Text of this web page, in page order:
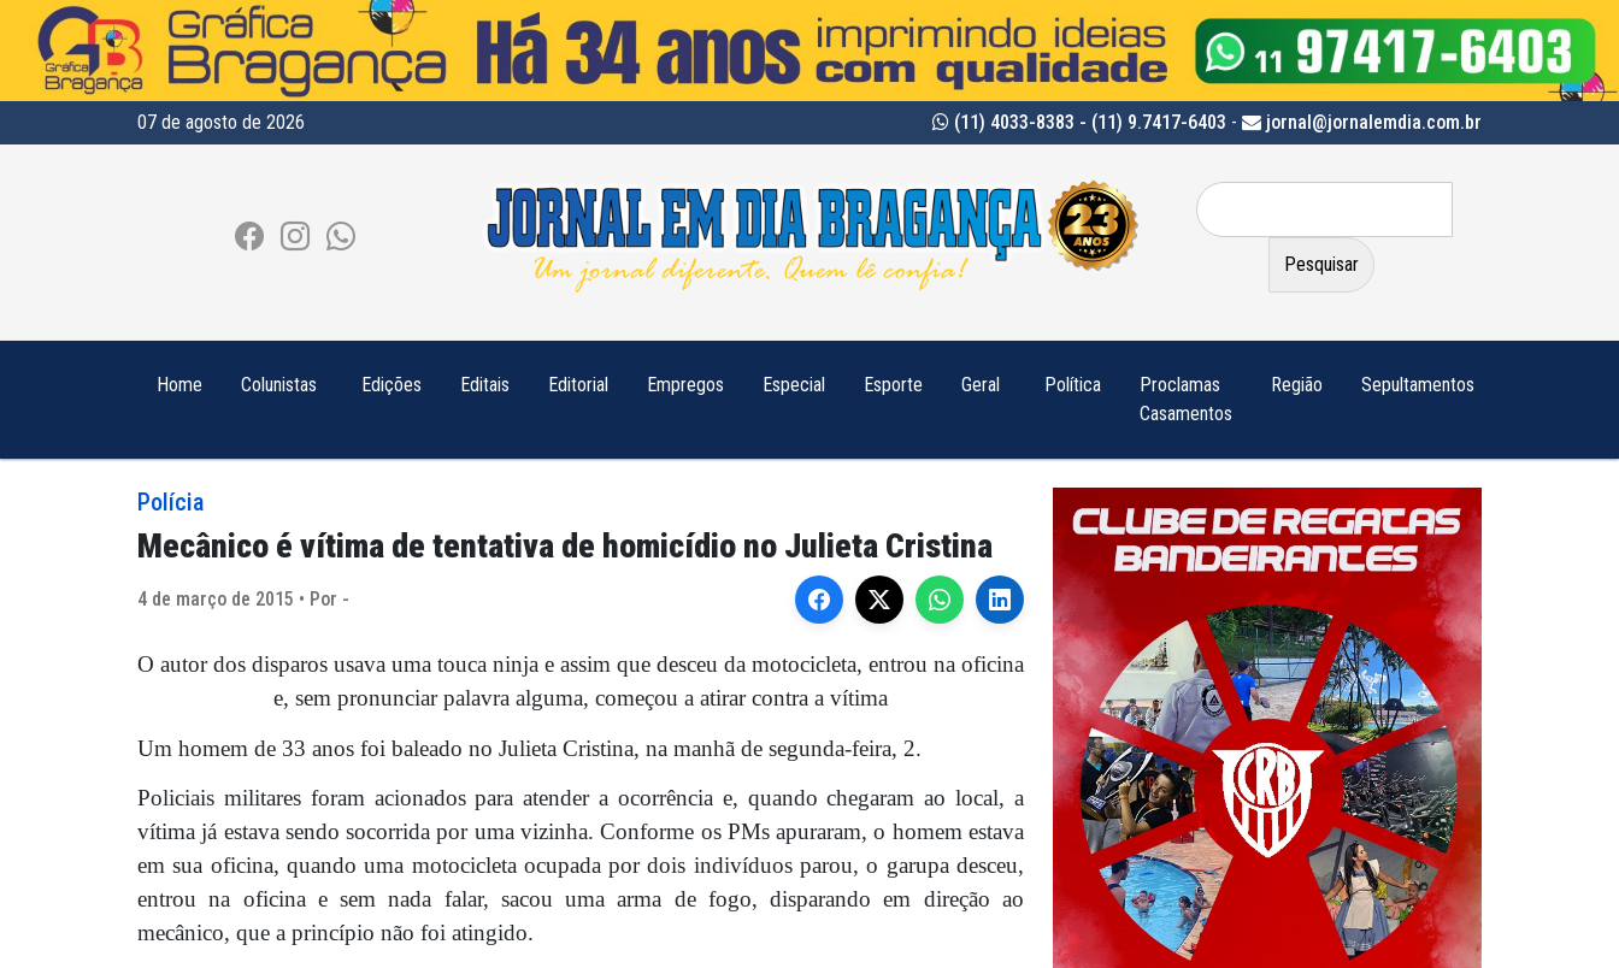
07 de agosto de 2026 (11) 4033-8383 - (11) 9.7417-6403 - jornal@jornalemdia.com.br
Pesquisar
por:
Home Colunistas Edições Editais Editorial Empregos Especial Esporte Geral Política
Proclamas
Casamentos
Região Sepultamentos
Polícia
Mecânico é vítima de tentativa de homicídio no Julieta Cristina
4 de março de 2015 • Por -
O autor dos disparos usava uma touca ninja e assim que desceu da motocicleta, entrou na oficina
e, sem pronunciar palavra alguma, começou a atirar contra a vítima
Um homem de 33 anos foi baleado no Julieta Cristina, na manhã de segunda-feira, 2.
Policiais militares foram acionados para atender a ocorrência e, quando chegaram ao local, a
vítima já estava sendo socorrida por uma vizinha. Conforme os PMs apuraram, o homem estava
em sua oficina, quando uma motocicleta ocupada por dois indivíduos parou, o garupa desceu,
entrou na oficina e sem nada falar, sacou uma arma de fogo, disparando em direção ao
mecânico, que a princípio não foi atingido.